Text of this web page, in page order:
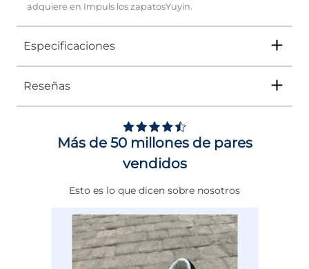
adquiere en Impuls los zapatosYuyin.
Especificaciones
Tipo
Género Niño
DE 0 A 4 cms
NORMAL
NEGRO
Reseñas
Más de 50 millones de pares
vendidos
Esto es lo que dicen sobre nosotros